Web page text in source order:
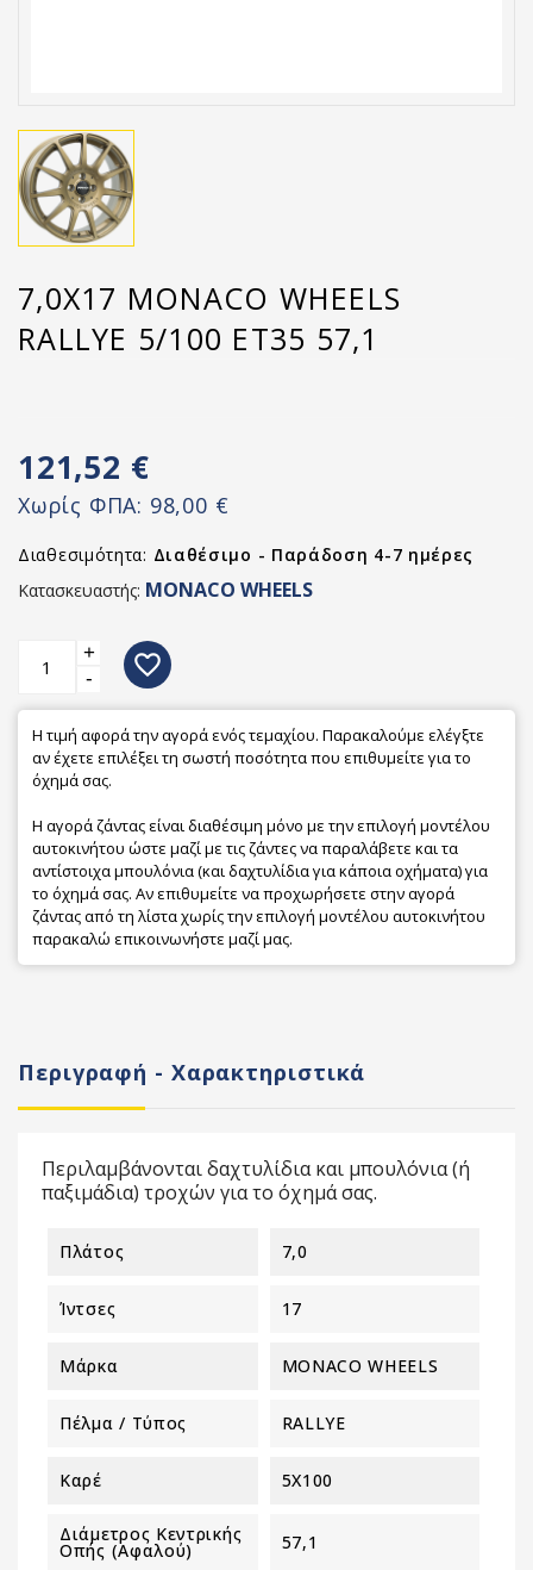
7,0X17 MONACO WHEELS
RALLYE 5/100 ET35 57,1
121,52 €
Χωρίς ΦΠΑ: 98,00 €
Διαθεσιμότητα: Διαθέσιμο - Παράδοση 4-7 ημέρες
Κατασκευαστής: MONACO WHEELS
+
-
favorite_border
Η τιμή αφορά την αγορά ενός τεμαχίου. Παρακαλούμε ελέγξτε
αν έχετε επιλέξει τη σωστή ποσότητα που επιθυμείτε για το
όχημά σας.
Η αγορά ζάντας είναι διαθέσιμη μόνο με την επιλογή μοντέλου
αυτοκινήτου ώστε μαζί με τις ζάντες να παραλάβετε και τα
αντίστοιχα μπουλόνια (και δαχτυλίδια για κάποια οχήματα) για
το όχημά σας. Αν επιθυμείτε να προχωρήσετε στην αγορά
ζάντας από τη λίστα χωρίς την επιλογή μοντέλου αυτοκινήτου
παρακαλώ επικοινωνήστε μαζί μας.
Περιγραφή - Χαρακτηριστικά
Περιλαμβάνονται δαχτυλίδια και μπουλόνια (ή
παξιμάδια) τροχών για το όχημά σας.
Πλάτος 7,0
Ίντσες 17
Μάρκα MONACO WHEELS
Πέλμα / Τύπος RALLYE
Καρέ 5X100
Διάμετρος Κεντρικής
Οπής (αφαλού) 57,1